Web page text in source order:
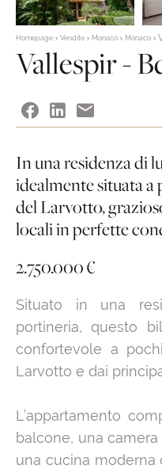
Homepage Vendite Monaco Monaco
Vallespir -
In una residenza di
idealmente situata a
del Larvotto,
locali in perfette
2.750.000 €
Situato in una
portineria, questo
confortevole a
Larvotto e dai
L’appartamento
balcone, una
una cucina